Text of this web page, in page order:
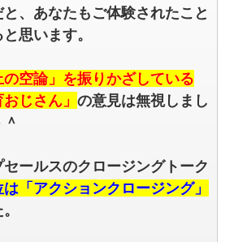
、あなたもご体験されたこと
思います。
の空論」を振りかざしている
おじさん」 の意見は無視しまし
セールスのクロージングトーク
「アクションクロージング」